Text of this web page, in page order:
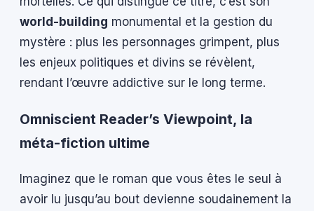
world-building monumental et la gestion du
mystère : plus les personnages grimpent, plus
les enjeux politiques et divins se révèlent,
rendant l’œuvre addictive sur le long terme.
Omniscient Reader’s Viewpoint, la
méta-fiction ultime
Imaginez que le roman que vous êtes le seul à
avoir lu jusqu’au bout devienne soudainement la